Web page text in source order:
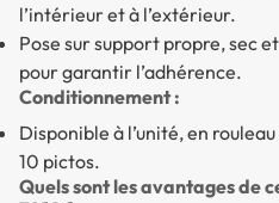
l’intérieur et à l’extérieur.
Pose sur support propre, sec
pour garantir l’adhérence.
Conditionnement :
Disponible à l’unité, en
10 pictos.
Quels sont les avantages de